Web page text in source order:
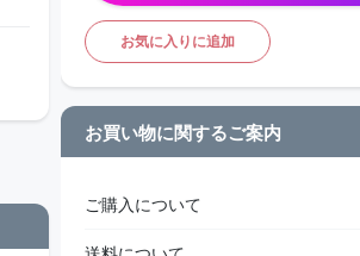
お気に入りに追加
お買い物に関するご案内
ご購入について